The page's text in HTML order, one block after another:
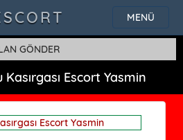
MENÜ
GÖNDER
Escort Yasmin